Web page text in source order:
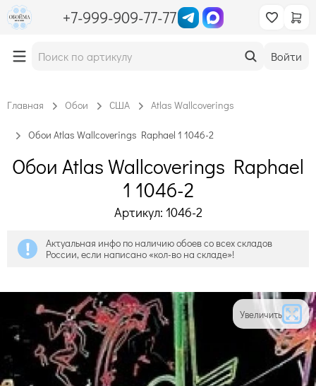
+7-999-909-77-77
Войти
Главная Обои США Atlas Wallcoverings
Обои Atlas Wallcoverings Raphael 1 1046-2
Обои Atlas Wallcoverings Raphael
1 1046-2
Артикул: 1046-2
Актуальная инфо по наличию обоев со всех складов
России, если написано «кол-во на складе»!
Увеличить